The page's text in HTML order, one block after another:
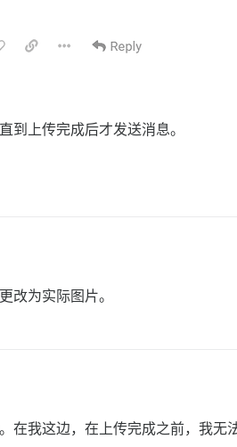
到上传完成后才发送消息。
改为实际图片。
我这边，在上传完成之前，我无